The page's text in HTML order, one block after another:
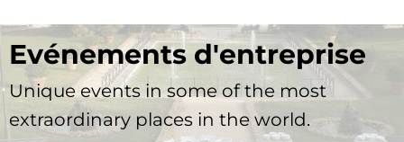
Evénements d'entreprise
Unique events in some of the most
extraordinary places in the world.